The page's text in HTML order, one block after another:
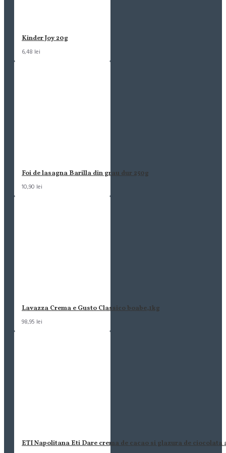
Kinder Joy 20g
6,48 lei
Foi de lasagna Barilla din grau dur 250g
10,90 lei
Lavazza Crema e Gusto Classico boabe,1kg
98,95 lei
ETI Napolitana Eti Dare crema de cacao si glazura de ciocolata